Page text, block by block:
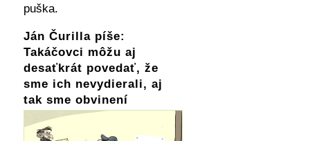
puška.
Ján Čurilla píše:
Takáčovci môžu aj
desaťkrát povedať, že
sme ich nevydierali, aj
tak sme obvinení